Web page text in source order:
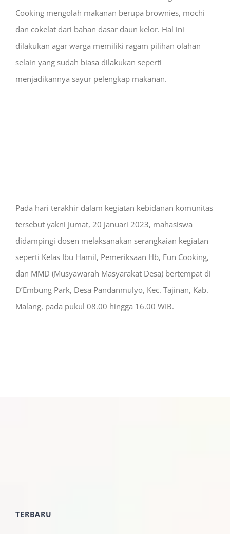
Cooking mengolah makanan berupa brownies, mochi
dan cokelat dari bahan dasar daun kelor. Hal ini
dilakukan agar warga memiliki ragam pilihan olahan
selain yang sudah biasa dilakukan seperti
menjadikannya sayur pelengkap makanan.
Pada hari terakhir dalam kegiatan kebidanan komunitas
tersebut yakni Jumat, 20 Januari 2023, mahasiswa
didampingi dosen melaksanakan serangkaian kegiatan
seperti Kelas Ibu Hamil, Pemeriksaan Hb, Fun Cooking,
dan MMD (Musyawarah Masyarakat Desa) bertempat di
D’Embung Park, Desa Pandanmulyo, Kec. Tajinan, Kab.
Malang, pada pukul 08.00 hingga 16.00 WIB.
TERBARU